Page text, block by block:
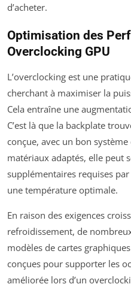
d’acheter.
Optimisation des
Overclocking GPU
L’overclocking est une
cherchant à maximiser la
Cela entraîne une
C’est là que la backplate
conçue, avec un bon
matériaux adaptés, elle peut
supplémentaires requises
une température optimale.
En raison des exigences
refroidissement, de
modèles de cartes
conçues pour supporter les
améliorée lors d’un